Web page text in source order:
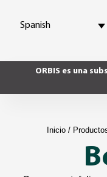
Spanish
ORBIS es una
Inicio/